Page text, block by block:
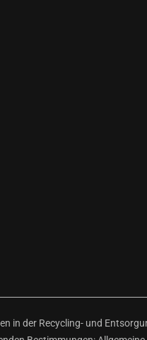
in der Recycling- und